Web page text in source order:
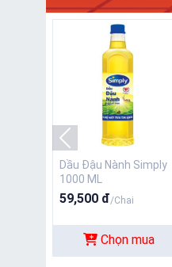
Dầu Đậu Nành Simply
1000 ML
59,500 đ/Chai
Chọn mua